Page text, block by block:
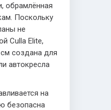
обрамлённая
Поскольку
не
Culla Elite,
создана для
автокресла
на
безопасна